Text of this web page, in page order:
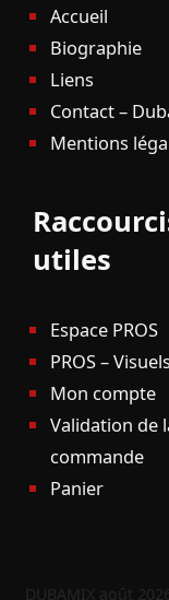
Accueil
Biographie
Liens
Contact –
Mentions
utiles
Espace PROS
PROS – Visuels
Mon compte
Validation de
commande
Panier
DUBAMIX août 2026